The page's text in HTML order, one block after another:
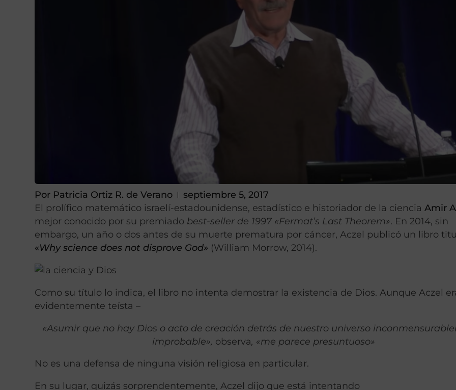
Por Patricia Ortiz R. de Verano
septiembre 5, 2017
El prolífico matemático israelí-estadounidense, estadístico e historiador de la cienciaAmir
mejor conocido por su premiado best-seller de 1997 «Fermat’s Last Theorem». En 2014, sin
embargo, un año o dos antes de su muerte prematura por cáncer, Aczel publicó un libro
«Why science does not disprove God» (William Morrow, 2014).
Como su título lo indica, el libro no intenta demostrar la existencia de Dios. Aunque Aczel
evidentemente teísta –
«Asumir que no hay Dios o acto de creación detrás de nuestro universo
improbable», observa, «me parece presuntuoso»
No es una defensa de ninguna visión religiosa en particular.
En su lugar, quizás sorprendentemente, Aczel dijo que está intentando